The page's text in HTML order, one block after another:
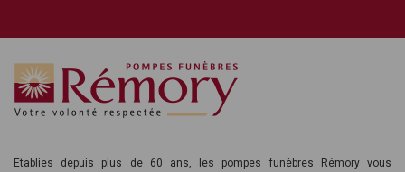
Etablies depuis plus de 60 ans, les pompes funèbres Rémory vous